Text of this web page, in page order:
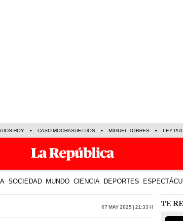
HOY CASO MOCHASUELDOS MIGUEL TORRES LEY
SOCIEDAD MUNDO CIENCIA DEPORTES
07 May 2025 | 21:33 h TE